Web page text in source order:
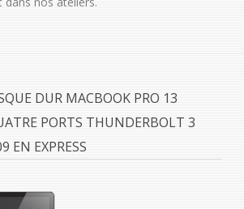
DUR MACBOOK PRO 13
PORTS THUNDERBOLT 3
EN EXPRESS